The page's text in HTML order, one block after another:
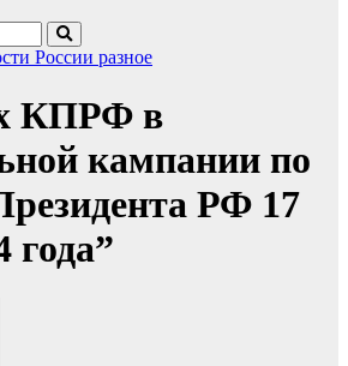
России разное
КПРФ в
кампании по
РФ 17
года”